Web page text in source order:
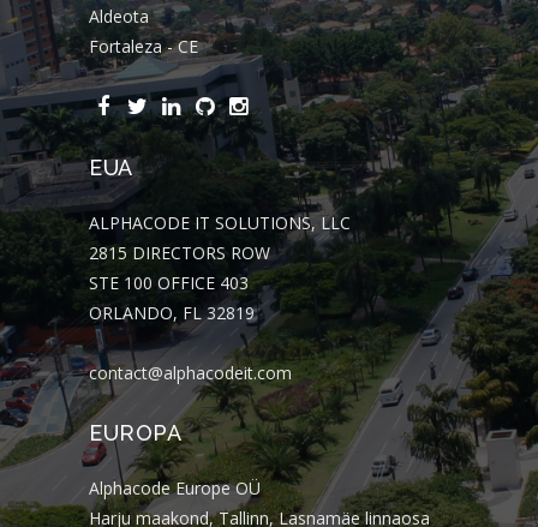
Aldeota
Fortaleza - CE
EUA
ALPHACODE IT SOLUTIONS, LLC
2815 DIRECTORS ROW
STE 100 OFFICE 403
ORLANDO, FL 32819
contact@alphacodeit.com
EUROPA
Alphacode Europe OÜ
Harju maakond, Tallinn, Lasnamäe linnaosa